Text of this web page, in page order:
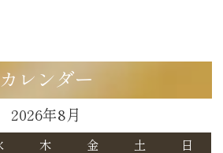
カレンダー
2026年8月
木 金 土 日